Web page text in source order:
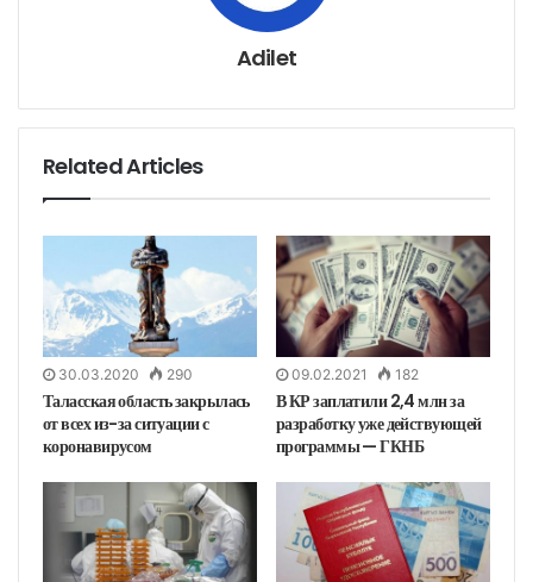
о
т
Adilet
Related Articles
30.03.2020 290
Таласская область закрылась
от всех из-за ситуации с
коронавирусом
09.02.2021 182
В КР заплатили 2,4 млн за
разработку уже действующей
программы — ГКНБ